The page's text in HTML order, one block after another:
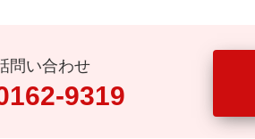
問い合わせ
9319